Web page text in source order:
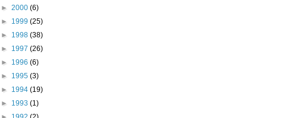
► 2000 (6)
► 1999 (25)
► 1998 (38)
► 1997 (26)
► 1996 (6)
► 1995 (3)
► 1994 (19)
► 1993 (1)